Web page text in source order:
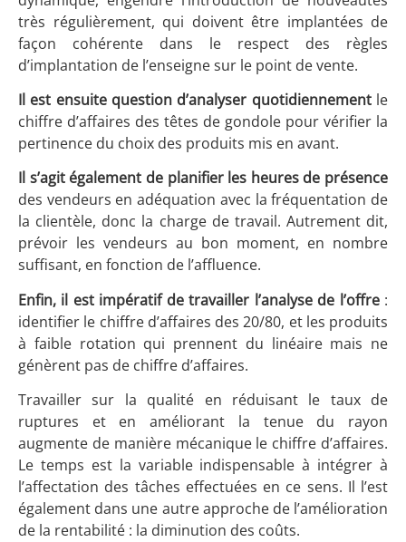
très régulièrement, qui doivent être implantées de
façon cohérente dans le respect des règles
d’implantation de l’enseigne sur le point de vente.
Il est ensuite question d’analyser quotidiennementle
chiffre d’affaires des têtes de gondole pour vérifier la
pertinence du choix des produits mis en avant.
Il s’agit également de planifier les heures de présence
des vendeurs en adéquation avec la fréquentation de
la clientèle, donc la charge de travail. Autrement dit,
prévoir les vendeurs au bon moment, en nombre
suffisant, en fonction de l’affluence.
Enfin, il est impératif de travailler l’analyse de l’offre:
identifier le chiffre d’affaires des 20/80, et les produits
à faible rotation qui prennent du linéaire mais ne
génèrent pas de chiffre d’affaires.
Travailler sur la qualité en réduisant le taux de
ruptures et en améliorant la tenue du rayon
augmente de manière mécanique le chiffre d’affaires.
Le temps est la variable indispensable à intégrer à
l’affectation des tâches effectuées en ce sens. Il l’est
également dans une autre approche de l’amélioration
de la rentabilité : la diminution des coûts.